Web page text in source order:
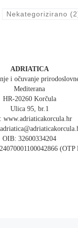
Nekategorizirano
ADRIATICA
i očuvanje
Mediterana
HR-20260 Korčula
Ulica 95, br.1
www.adriaticakorcula.hr
OIB: 32600334204
(OTP